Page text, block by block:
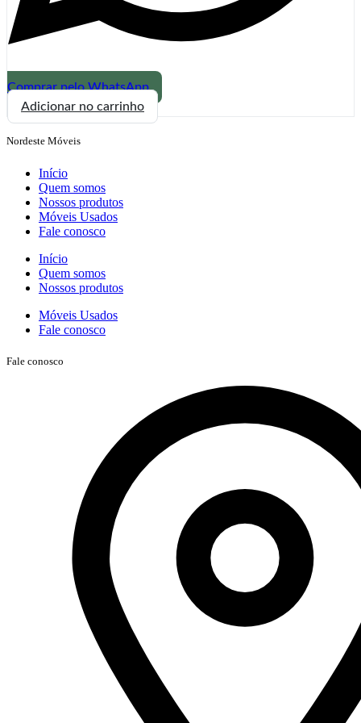
Comprar pelo WhatsApp
Cadeira
Elisa
quantidade
Adicionar no carrinho
Nordeste Móveis
Início
Quem somos
Nossos produtos
Móveis Usados
Fale conosco
Início
Quem somos
Nossos produtos
Móveis Usados
Fale conosco
Fale conosco